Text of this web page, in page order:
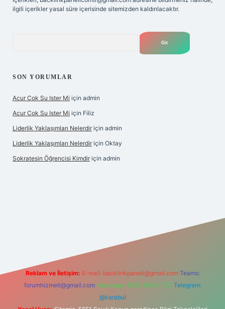
ilgili içerikler yasal süre içerisinde sitemizden kaldırılacaktır.
SON YORUMLAR
Acur Cok Su Ister Mi için admin
Acur Cok Su Ister Mi için Filiz
Liderlik Yaklaşımları Nelerdir için admin
Liderlik Yaklaşımları Nelerdir için Oktay
Sokratesin Öğrencisi Kimdir için admin
Reklam ve İletişim: E-mail: backlinkpaneli@gmail.com Teams:
forumhizmeti@gmail.com Whatsapp: 0262 606 0 726 Telegram:
@karabul